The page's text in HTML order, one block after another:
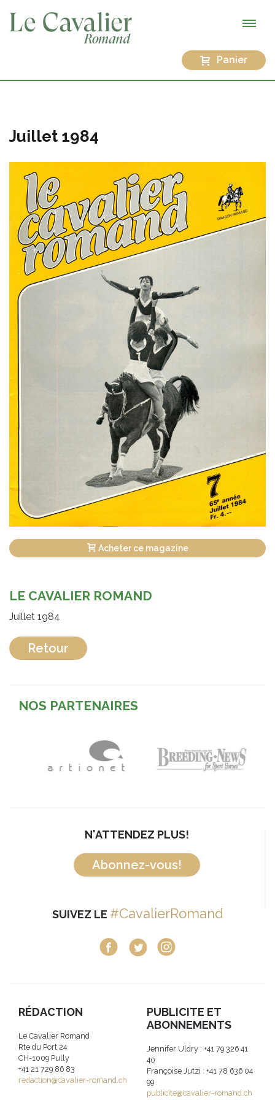
Panier
Juillet 1984
Acheter ce magazine
LE CAVALIER ROMAND
Juillet 1984
Retour
NOS PARTENAIRES
N'ATTENDEZ PLUS!
Abonnez-vous!
SUIVEZ LE #CavalierRomand
RÉDACTION
Le Cavalier Romand
Rte du Port 24
CH-1009 Pully
+41 21 729 86 83
redaction@cavalier-romand.ch
PUBLICITE ET
ABONNEMENTS
Jennifer Uldry : +41 79 326 41
40
Françoise Jutzi : +41 78 636 04
99
publicite@cavalier-romand.ch